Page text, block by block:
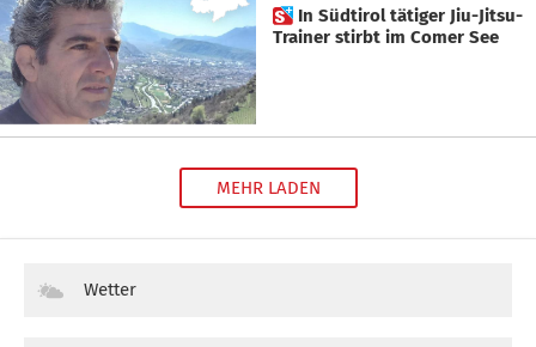
 In Südtirol tätiger Jiu-Jitsu-
Trainer stirbt im Comer See
MEHR LADEN
Wetter